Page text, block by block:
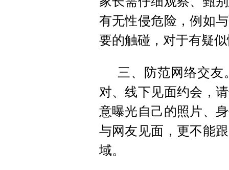
有无性侵危险，例如
要的触碰，对于有疑
三、防范网络交
对、线下见面约会，
意曝光自己的照片、
与网友见面，更不能
域。